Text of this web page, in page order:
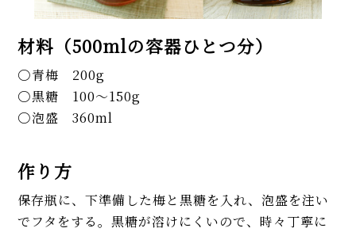
材料（500mlの容器ひとつ分）
青梅 200g
黒糖 100～150g
泡盛 360ml
作り方
保存瓶に、下準備した梅と黒糖を入れ、泡盛を注い
でフタをする。黒糖が溶けにくいので、時々丁寧に